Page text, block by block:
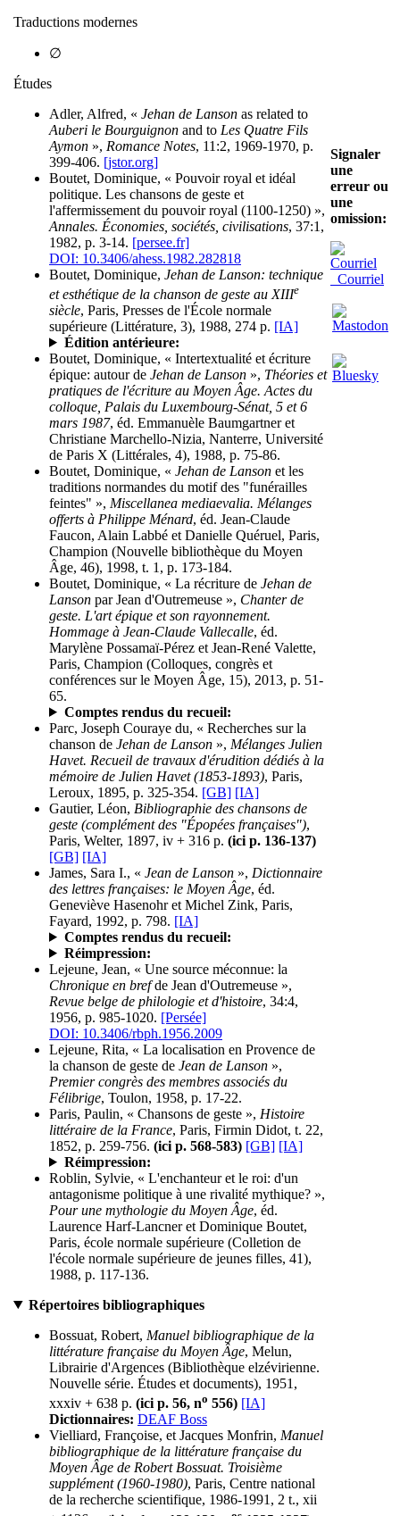
Traductions modernes
∅
Études
Adler, Alfred, « Jehan de Lanson as related to
Auberi le Bourguignon and to Les Quatre Fils
Aymon », Romance Notes, 11:2, 1969-1970, p.
399-406. [jstor.org]
Boutet, Dominique, « Pouvoir royal et idéal
politique. Les chansons de geste et
l'affermissement du pouvoir royal (1100-1250) »,
Annales. Économies, sociétés, civilisations, 37:1,
1982, p. 3-14. [persee.fr]
DOI: 10.3406/ahess.1982.282818
Boutet, Dominique, Jehan de Lanson: technique
et esthétique de la chanson de geste au XIIIe
siècle, Paris, Presses de l'École normale
supérieure (Littérature, 3), 1988, 274 p. [IA]
Édition antérieure:
Boutet, Dominique, « Intertextualité et écriture
épique: autour de Jehan de Lanson », Théories et
pratiques de l'écriture au Moyen Âge. Actes du
colloque, Palais du Luxembourg-Sénat, 5 et 6
mars 1987, éd. Emmanuèle Baumgartner et
Christiane Marchello-Nizia, Nanterre, Université
de Paris X (Littérales, 4), 1988, p. 75-86.
Boutet, Dominique, « Jehan de Lanson et les
traditions normandes du motif des "funérailles
feintes" », Miscellanea mediaevalia. Mélanges
offerts à Philippe Ménard, éd. Jean-Claude
Faucon, Alain Labbé et Danielle Quéruel, Paris,
Champion (Nouvelle bibliothèque du Moyen
Âge, 46), 1998, t. 1, p. 173-184.
Boutet, Dominique, « La récriture de Jehan de
Lanson par Jean d'Outremeuse », Chanter de
geste. L'art épique et son rayonnement.
Hommage à Jean-Claude Vallecalle, éd.
Marylène Possamaï-Pérez et Jean-René Valette,
Paris, Champion (Colloques, congrès et
conférences sur le Moyen Âge, 15), 2013, p. 51-
65.
Comptes rendus du recueil:
Parc, Joseph Couraye du, « Recherches sur la
chanson de Jehan de Lanson », Mélanges Julien
Havet. Recueil de travaux d'érudition dédiés à la
mémoire de Julien Havet (1853-1893), Paris,
Leroux, 1895, p. 325-354. [GB] [IA]
Gautier, Léon, Bibliographie des chansons de
geste (complément des "Épopées françaises"),
Paris, Welter, 1897, iv + 316 p. (ici p. 136-137)
[GB] [IA]
James, Sara I., « Jean de Lanson », Dictionnaire
des lettres françaises: le Moyen Âge, éd.
Geneviève Hasenohr et Michel Zink, Paris,
Fayard, 1992, p. 798. [IA]
Comptes rendus du recueil:
Réimpression:
Lejeune, Jean, « Une source méconnue: la
Chronique en brefde Jean d'Outremeuse »,
Revue belge de philologie et d'histoire, 34:4,
1956, p. 985-1020. [Persée]
DOI: 10.3406/rbph.1956.2009
Lejeune, Rita, « La localisation en Provence de
la chanson de geste de Jean de Lanson »,
Premier congrès des membres associés du
Félibrige, Toulon, 1958, p. 17-22.
Paris, Paulin, « Chansons de geste », Histoire
littéraire de la France, Paris, Firmin Didot, t. 22,
1852, p. 259-756. (ici p. 568-583) [GB] [IA]
Réimpression:
Roblin, Sylvie, « L'enchanteur et le roi: d'un
antagonisme politique à une rivalité mythique? »,
Pour une mythologie du Moyen Âge, éd.
Laurence Harf-Lancner et Dominique Boutet,
Paris, école normale supérieure (Colletion de
l'école normale supérieure de jeunes filles, 41),
1988, p. 117-136.
Répertoires bibliographiques
Bossuat, Robert, Manuel bibliographique de la
littérature française du Moyen Âge, Melun,
Librairie d'Argences (Bibliothèque elzévirienne.
Nouvelle série. Études et documents), 1951,
xxxiv + 638 p. (ici p. 56, no 556) [IA]
Dictionnaires: DEAF Boss
Vielliard, Françoise, et Jacques Monfrin, Manuel
bibliographique de la littérature française du
Moyen Âge de Robert Bossuat. Troisième
supplément (1960-1980), Paris, Centre national
de la recherche scientifique, 1986-1991, 2 t., xii
Signaler
une
erreur ou
une
omission:
Courriel